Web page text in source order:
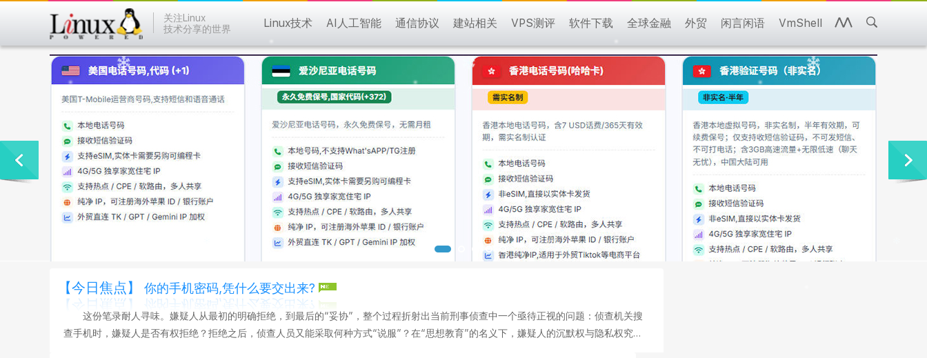
关注Linux
技术分享的世界
Linux技术 AI人工智能 通信协议 建站相关 VPS测评 软件下载 全球金融 外贸 闲言闲语 VmShell
【今日焦点】 你的手机密码,凭什么要交出来?
这份笔录耐人寻味。嫌疑人从最初的明确拒绝，到最后的“妥协”，整个过程折射出当前刑事侦查中一个亟待正视的问题：侦查机关搜
查手机时，嫌疑人是否有权拒绝？拒绝之后，侦查人员又能采取何种方式“说服”？在“思想教育”的名义下，嫌疑人的沉默权与隐私权究竟